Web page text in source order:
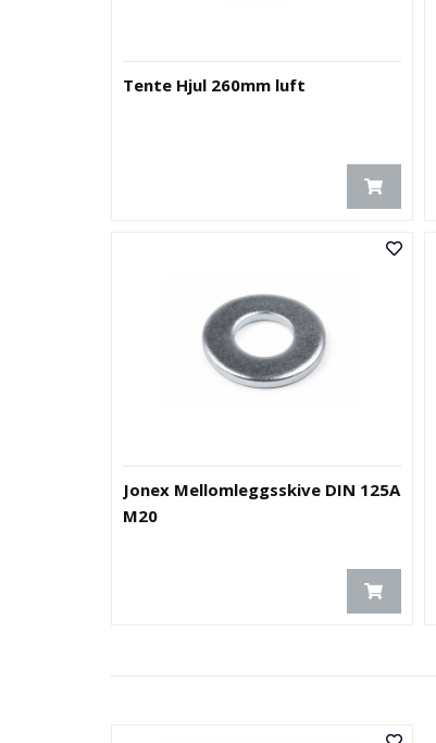
Tente Hjul 260mm luft
Jonex Mellomleggsskive DIN 125A
M20